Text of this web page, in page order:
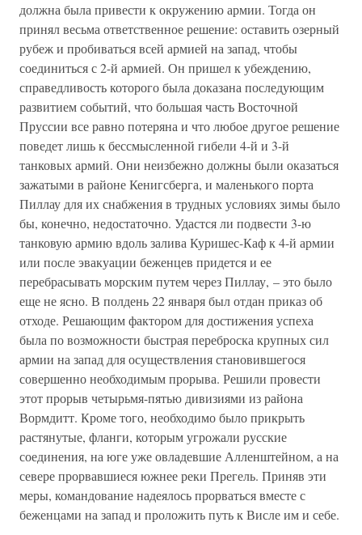
должна была привести к окружению армии. Тогда он
принял весьма ответственное решение: оставить озерный
рубеж и пробиваться всей армией на запад, чтобы
соединиться с 2-й армией. Он пришел к убеждению,
справедливость которого была доказана последующим
развитием событий, что большая часть Восточной
Пруссии все равно потеряна и что любое другое решение
поведет лишь к бессмысленной гибели 4-й и 3-й
танковых армий. Они неизбежно должны были оказаться
зажатыми в районе Кенигсберга, и маленького порта
Пиллау для их снабжения в трудных условиях зимы было
бы, конечно, недостаточно. Удастся ли подвести 3-ю
танковую армию вдоль залива Куришес-Каф к 4-й армии
или после эвакуации беженцев придется и ее
перебрасывать морским путем через Пиллау, – это было
еще не ясно. В полдень 22 января был отдан приказ об
отходе. Решающим фактором для достижения успеха
была по возможности быстрая переброска крупных сил
армии на запад для осуществления становившегося
совершенно необходимым прорыва. Решили провести
этот прорыв четырьмя-пятью дивизиями из района
Вормдитт. Кроме того, необходимо было прикрыть
растянутые, фланги, которым угрожали русские
соединения, на юге уже овладевшие Алленштейном, а на
севере прорвавшиеся южнее реки Прегель. Приняв эти
меры, командование надеялось прорваться вместе с
беженцами на запад и проложить путь к Висле им и себе.